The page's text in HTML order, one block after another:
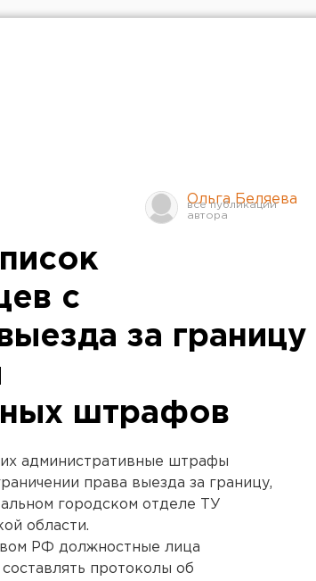
Ольга Беляева
с
за границу
штрафов
административные штрафы
права выезда за границу,
городском отделе ТУ
области.
РФ должностные лица
протоколы об